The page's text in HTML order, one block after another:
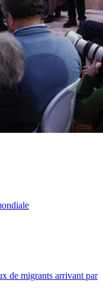
de migrants arrivant par